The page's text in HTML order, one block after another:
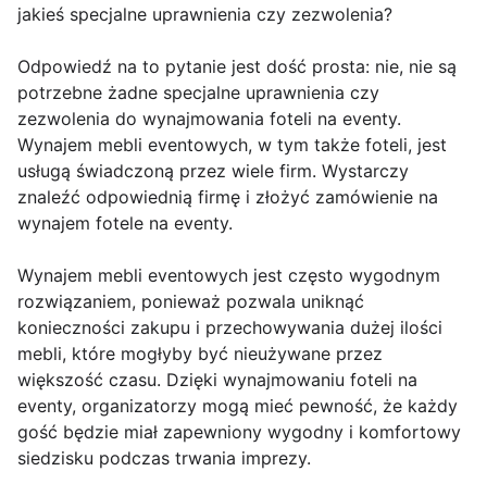
jakieś specjalne uprawnienia czy zezwolenia?
Odpowiedź na to pytanie jest dość prosta: nie, nie są
potrzebne żadne specjalne uprawnienia czy
zezwolenia do wynajmowania foteli na eventy.
Wynajem mebli eventowych, w tym także foteli, jest
usługą świadczoną przez wiele firm. Wystarczy
znaleźć odpowiednią firmę i złożyć zamówienie na
wynajem fotele na eventy.
Wynajem mebli eventowych jest często wygodnym
rozwiązaniem, ponieważ pozwala uniknąć
konieczności zakupu i przechowywania dużej ilości
mebli, które mogłyby być nieużywane przez
większość czasu. Dzięki wynajmowaniu foteli na
eventy, organizatorzy mogą mieć pewność, że każdy
gość będzie miał zapewniony wygodny i komfortowy
siedzisku podczas trwania imprezy.